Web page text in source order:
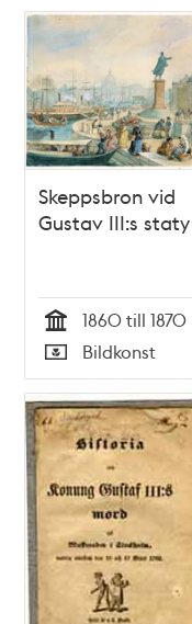
Skeppsbron vid
Gustav III:s staty
Tid
1860 till 1870
Typ
Bildkonst